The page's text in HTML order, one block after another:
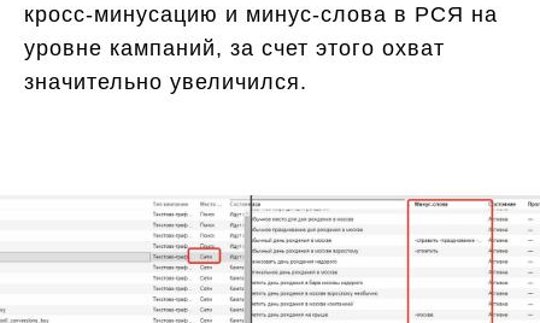
кросс-минусацию и минус-слова в РСЯ на
уровне кампаний, за счет этого охват
значительно увеличился.